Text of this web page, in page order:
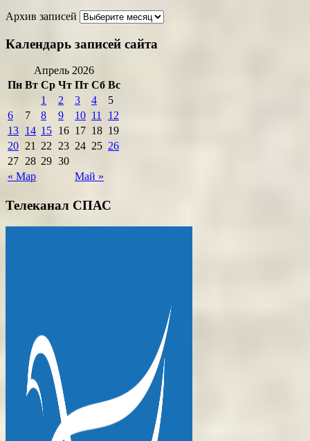
Архив записей
Календарь записей сайта
Апрель 2026
Пн Вт Ср Чт Пт Сб Вс
« Мар Май »
1 2 3 4
5
6
7 8 9 10 11
12
13 14 15 16 17 18 19
20 21 22 23 24 25 26
27 28 29 30
Телеканал СПАС